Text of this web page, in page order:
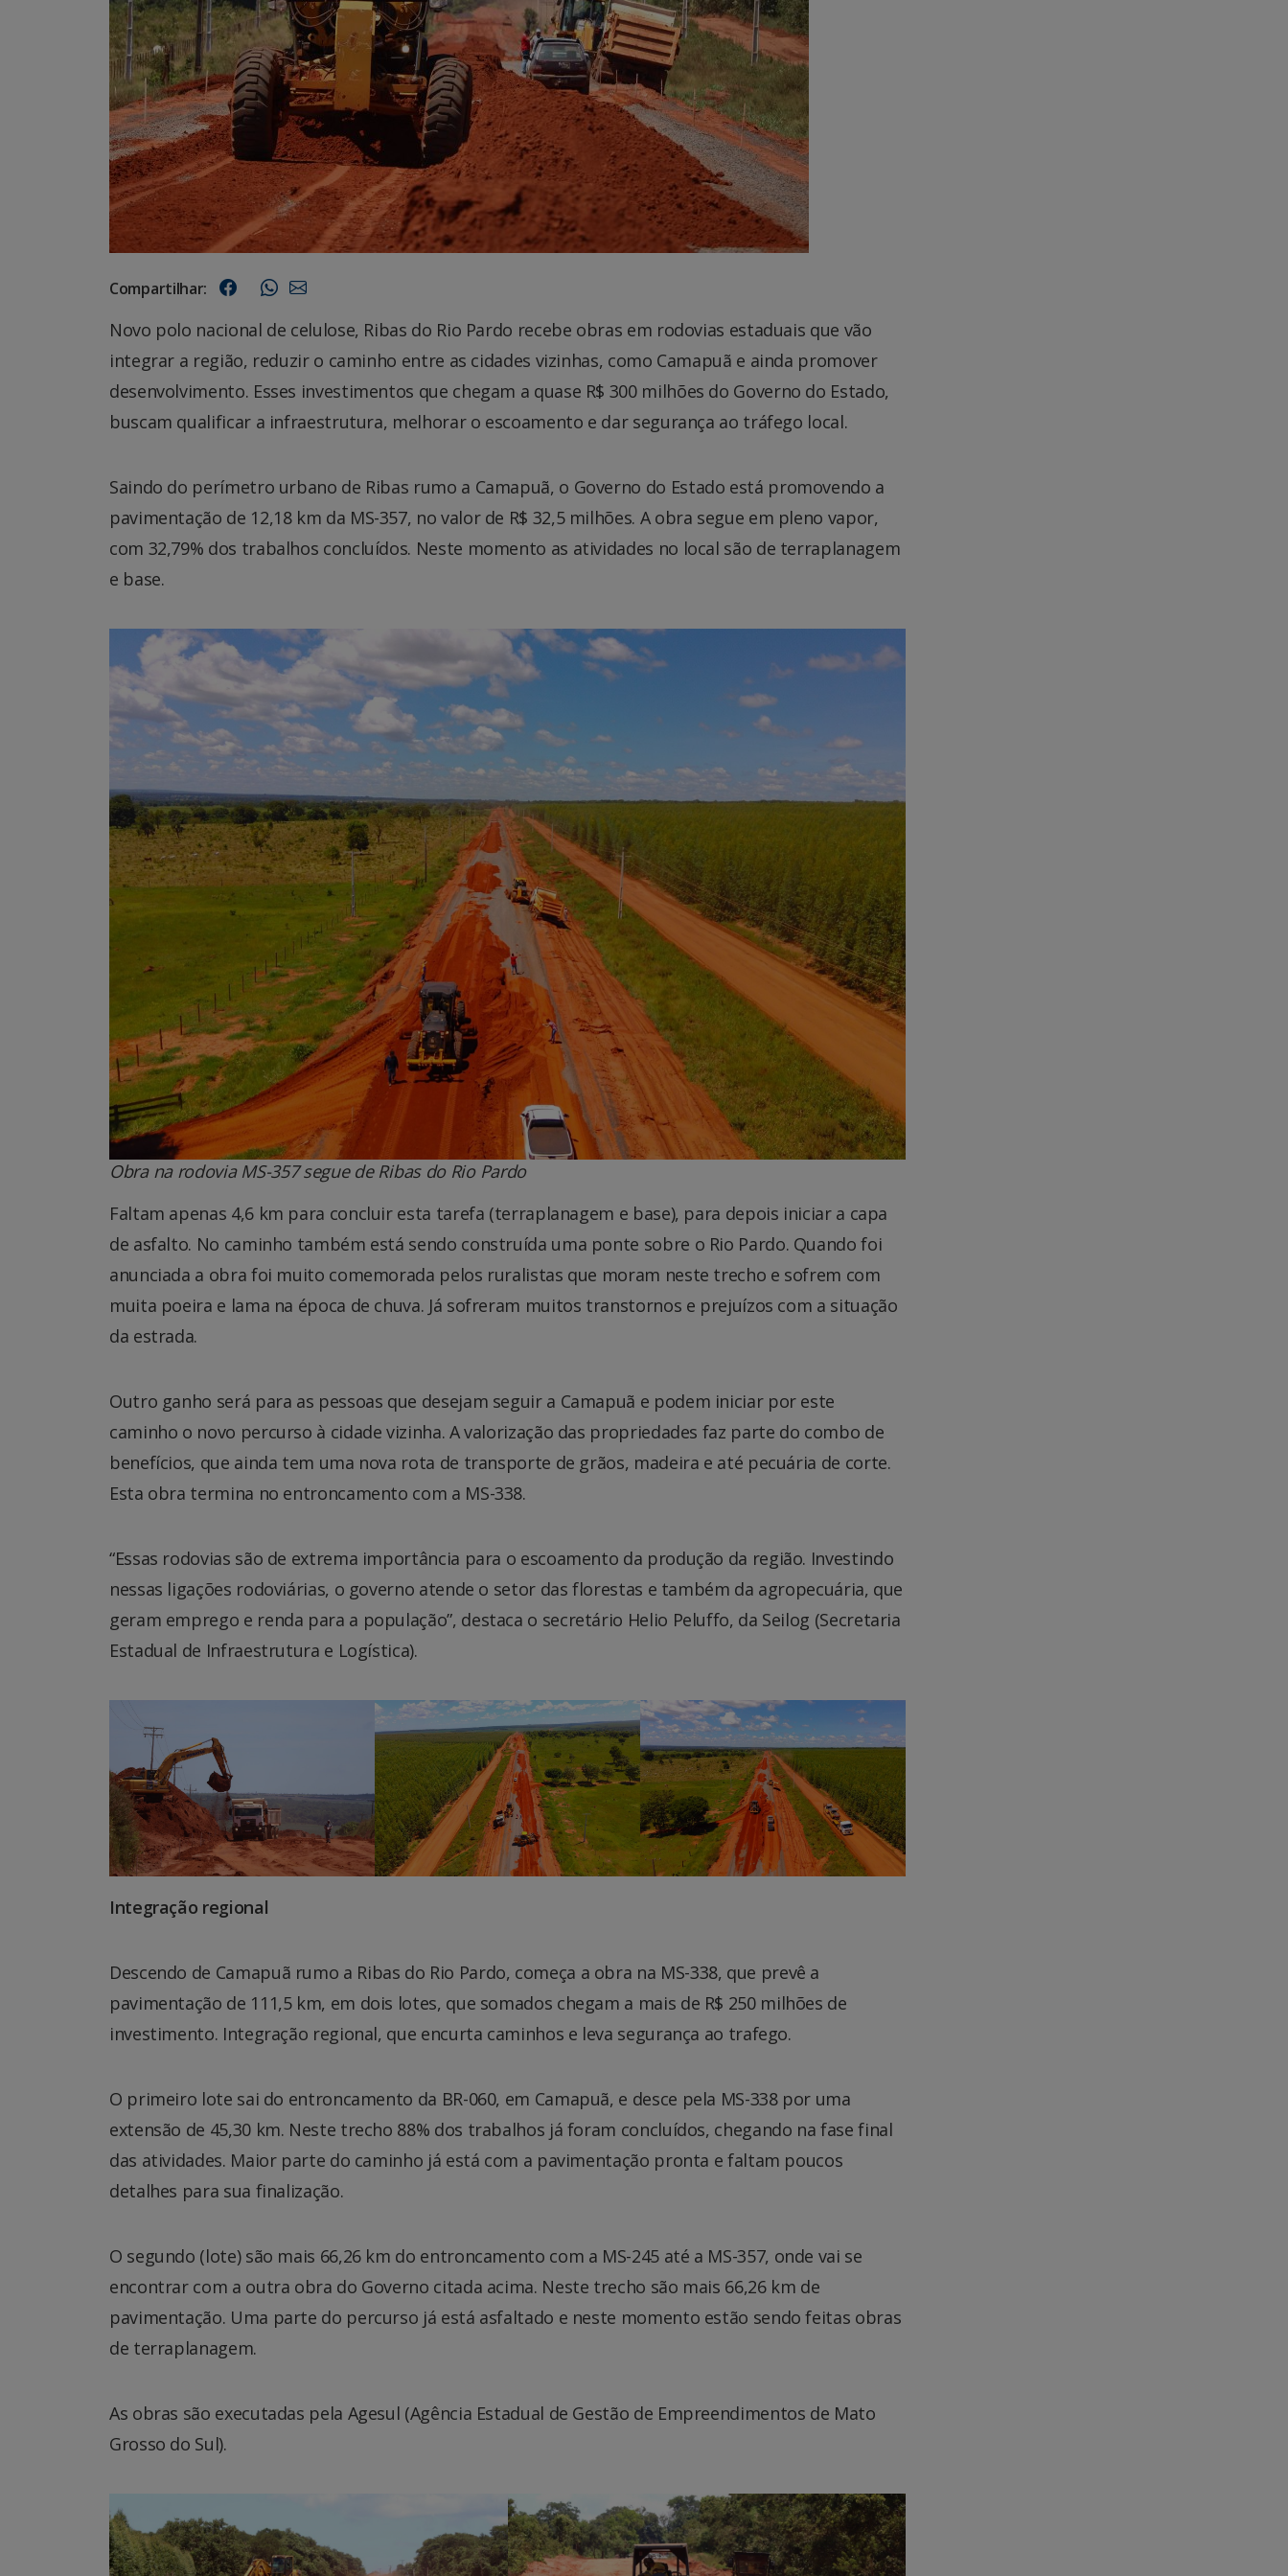
Compartilhar:
Novo polo nacional de celulose, Ribas do Rio Pardo recebe obras em rodovias estaduais que vão
integrar a região, reduzir o caminho entre as cidades vizinhas, como Camapuã e ainda promover
desenvolvimento. Esses investimentos que chegam a quase R$ 300 milhões do Governo do Estado,
buscam qualificar a infraestrutura, melhorar o escoamento e dar segurança ao tráfego local.
Saindo do perímetro urbano de Ribas rumo a Camapuã, o Governo do Estado está promovendo a
pavimentação de 12,18 km da MS-357, no valor de R$ 32,5 milhões. A obra segue em pleno vapor,
com 32,79% dos trabalhos concluídos. Neste momento as atividades no local são de terraplanagem
e base.
Obra na rodovia MS-357 segue de Ribas do Rio Pardo
Faltam apenas 4,6 km para concluir esta tarefa (terraplanagem e base), para depois iniciar a capa
de asfalto. No caminho também está sendo construída uma ponte sobre o Rio Pardo. Quando foi
anunciada a obra foi muito comemorada pelos ruralistas que moram neste trecho e sofrem com
muita poeira e lama na época de chuva. Já sofreram muitos transtornos e prejuízos com a situação
da estrada.
Outro ganho será para as pessoas que desejam seguir a Camapuã e podem iniciar por este
caminho o novo percurso à cidade vizinha. A valorização das propriedades faz parte do combo de
benefícios, que ainda tem uma nova rota de transporte de grãos, madeira e até pecuária de corte.
Esta obra termina no entroncamento com a MS-338.
“Essas rodovias são de extrema importância para o escoamento da produção da região. Investindo
nessas ligações rodoviárias, o governo atende o setor das florestas e também da agropecuária, que
geram emprego e renda para a população”, destaca o secretário Helio Peluffo, da Seilog (Secretaria
Estadual de Infraestrutura e Logística).
Integração regional
Descendo de Camapuã rumo a Ribas do Rio Pardo, começa a obra na MS-338, que prevê a
pavimentação de 111,5 km, em dois lotes, que somados chegam a mais de R$ 250 milhões de
investimento. Integração regional, que encurta caminhos e leva segurança ao trafego.
O primeiro lote sai do entroncamento da BR-060, em Camapuã, e desce pela MS-338 por uma
extensão de 45,30 km. Neste trecho 88% dos trabalhos já foram concluídos, chegando na fase final
das atividades. Maior parte do caminho já está com a pavimentação pronta e faltam poucos
detalhes para sua finalização.
O segundo (lote) são mais 66,26 km do entroncamento com a MS-245 até a MS-357, onde vai se
encontrar com a outra obra do Governo citada acima. Neste trecho são mais 66,26 km de
pavimentação. Uma parte do percurso já está asfaltado e neste momento estão sendo feitas obras
de terraplanagem.
As obras são executadas pela Agesul (Agência Estadual de Gestão de Empreendimentos de Mato
Grosso do Sul).